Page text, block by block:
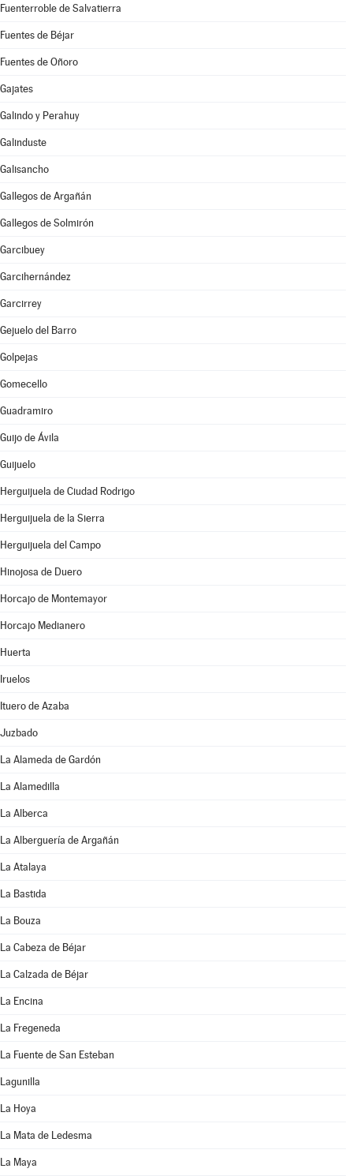
Fuenterroble de Salvatierra
Fuentes de Béjar
Fuentes de Oñoro
Gajates
Galindo y Perahuy
Galinduste
Galisancho
Gallegos de Argañán
Gallegos de Solmirón
Garcibuey
Garcihernández
Garcirrey
Gejuelo del Barro
Golpejas
Gomecello
Guadramiro
Guijo de Ávila
Guijuelo
Herguijuela de Ciudad Rodrigo
Herguijuela de la Sierra
Herguijuela del Campo
Hinojosa de Duero
Horcajo de Montemayor
Horcajo Medianero
Huerta
Iruelos
Ituero de Azaba
Juzbado
La Alameda de Gardón
La Alamedilla
La Alberca
La Alberguería de Argañán
La Atalaya
La Bastida
La Bouza
La Cabeza de Béjar
La Calzada de Béjar
La Encina
La Fregeneda
La Fuente de San Esteban
Lagunilla
La Hoya
La Mata de Ledesma
La Maya